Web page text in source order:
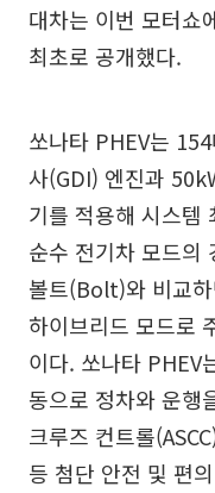
대차는 이번 모터쇼
최초로 공개했다.
쏘나타 PHEV는
사(GDI) 엔진과
기를 적용해 시스템
순수 전기차 모드의
볼트(Bolt)와 비교
하이브리드 모드로
이다. 쏘나타 PHEV
동으로 정차와 운행
크루즈 컨트롤
등 첨단 안전 및 편